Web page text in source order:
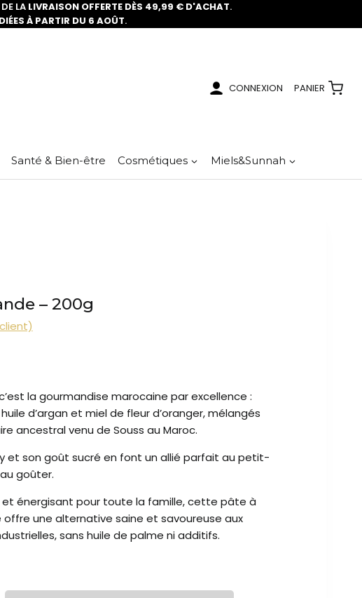
LA LIVRAISON OFFERTE DÈS 49,99 € D'ACHAT.
À PARTIR DU 6 AOÛT.
CONNEXION PANIER
Santé & Bien-être Cosmétiques Miels&Sunnah
– 200g
la gourmandise marocaine par excellence :
d’argan et miel de fleur d’oranger, mélangés
ancestral venu de Souss au Maroc.
et son goût sucré en font un allié parfait au petit-
goûter.
et énergisant pour toute la famille, cette pâte à
une alternative saine et savoureuse aux
sans huile de palme ni additifs.